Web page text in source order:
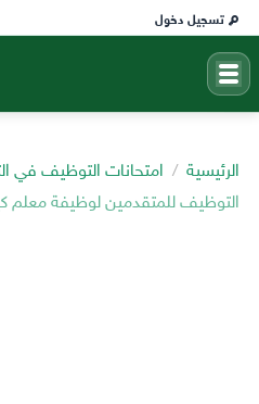
تسجيل دخول
الرئيسية امتحانات التوظيف في
التوظيف للمتقدمين لوظيفة معلم